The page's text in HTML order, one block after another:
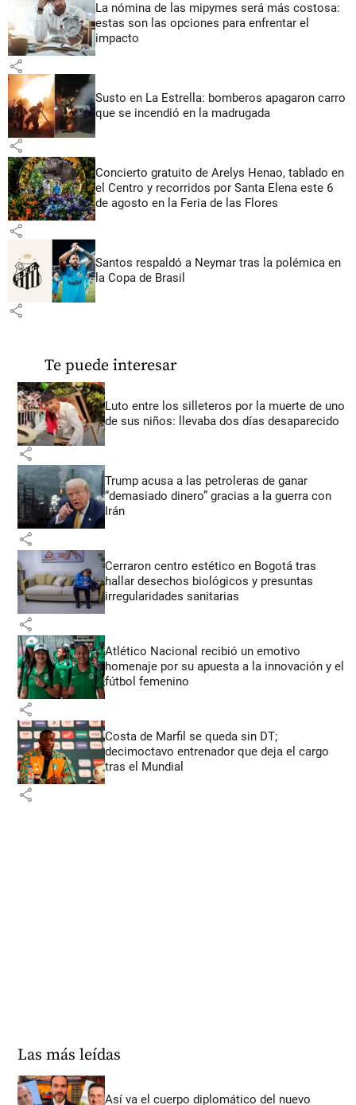
La nómina de las mipymes será más costosa:
estas son las opciones para enfrentar el
impacto
share
Susto en La Estrella: bomberos apagaron carro
que se incendió en la madrugada
share
Concierto gratuito de Arelys Henao, tablado en
el Centro y recorridos por Santa Elena este 6
de agosto en la Feria de las Flores
share
Santos respaldó a Neymar tras la polémica en
la Copa de Brasil
share
Te puede interesar
Luto entre los silleteros por la muerte de uno
de sus niños: llevaba dos días desaparecido
share
Trump acusa a las petroleras de ganar
“demasiado dinero” gracias a la guerra con
Irán
share
Cerraron centro estético en Bogotá tras
hallar desechos biológicos y presuntas
irregularidades sanitarias
share
Atlético Nacional recibió un emotivo
homenaje por su apuesta a la innovación y el
fútbol femenino
share
Costa de Marfil se queda sin DT;
decimoctavo entrenador que deja el cargo
tras el Mundial
share
Las más leídas
Así va el cuerpo diplomático del nuevo